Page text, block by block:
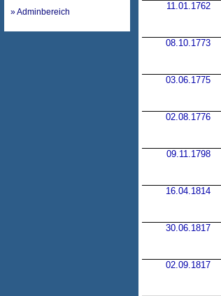
» Adminbereich
11.01.1762
08.10.1773
03.06.1775
02.08.1776
09.11.1798
16.04.1814
30.06.1817
02.09.1817